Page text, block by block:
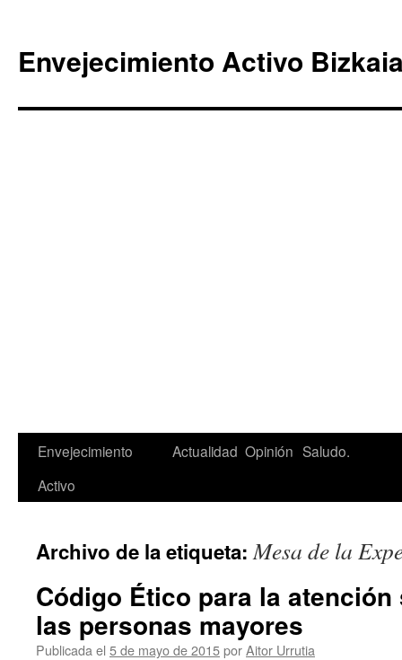
Envejecimiento Activo
Saltar
Envejecimiento
Activo
Actualidad Opinión Saludo.
Archivo de la etiqueta:Mesa de la
Código Ético para la
las personas mayores
Publicada el 5 de mayo de 2015porAitor Urrutia